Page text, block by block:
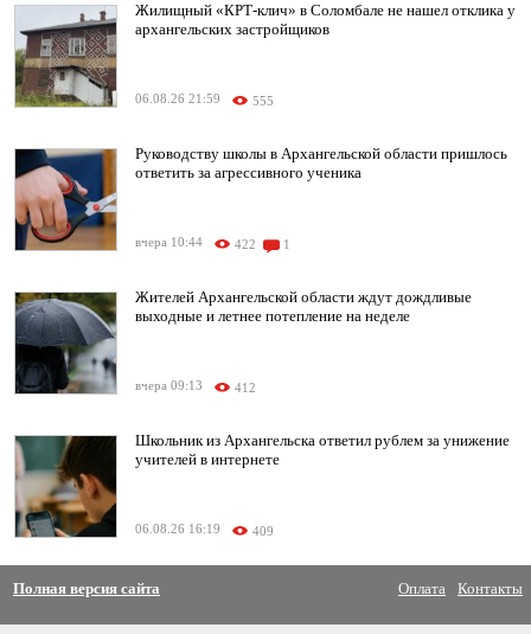
Жилищный «КРТ-клич» в Соломбале не нашел отклика у
архангельских застройщиков
06.08.26 21:59 555
Руководству школы в Архангельской области пришлось
ответить за агрессивного ученика
вчера 10:44 422 1
Жителей Архангельской области ждут дождливые
выходные и летнее потепление на неделе
вчера 09:13 412
Школьник из Архангельска ответил рублем за унижение
учителей в интернете
06.08.26 16:19 409
Полная версия сайта Оплата Контакты